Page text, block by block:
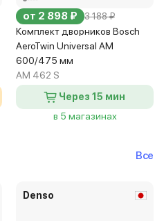
от 2 898 ₽ 3 188 ₽
Комплект дворников Bosch
AeroTwin Universal AM
600/475 мм
AM 462 S
Через 15 мин
в 5 магазинах
Все
Denso